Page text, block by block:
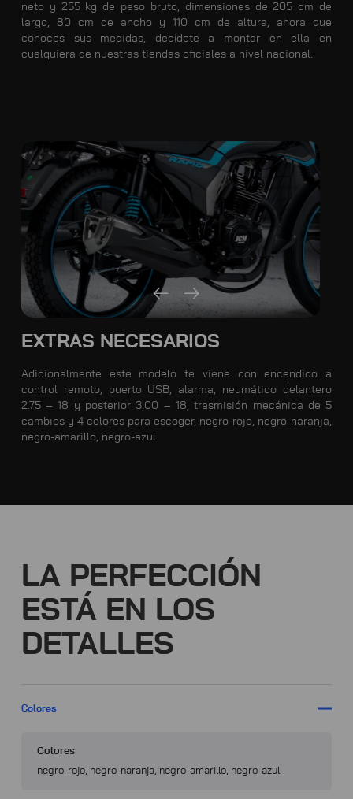
neto y 255 kg de peso bruto, dimensiones de 205 cm de
largo, 80 cm de ancho y 110 cm de altura, ahora que
conoces sus medidas, decídete a montar en ella en
cualquiera de nuestras tiendas oficiales a nivel nacional.
EXTRAS NECESARIOS
Adicionalmente este modelo te viene con encendido a
control remoto, puerto USB, alarma, neumático delantero
2.75 – 18 y posterior 3.00 – 18, trasmisión mecánica de 5
cambios y 4 colores para escoger, negro-rojo, negro-naranja,
negro-amarillo, negro-azul
LA PERFECCIÓN
ESTÁ EN LOS
DETALLES
Colores
Colores
negro-rojo, negro-naranja, negro-amarillo, negro-azul